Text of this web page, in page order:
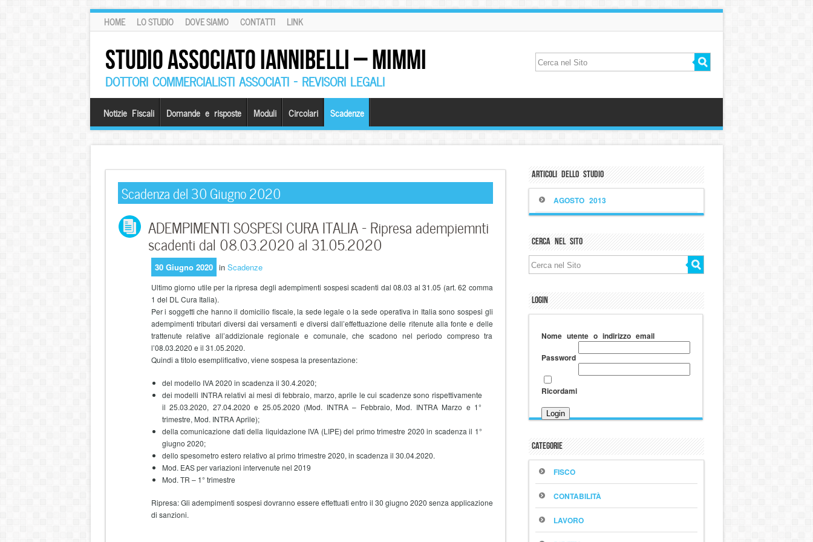
HOME LO STUDIO DOVE SIAMO CONTATTI LINK
STUDIO ASSOCIATO IANNIBELLI – MIMMI
DOTTORI COMMERCIALISTI ASSOCIATI – REVISORI LEGALI
Notizie Fiscali Domande e risposte Moduli Circolari Scadenze
Scadenza del 30 Giugno 2020
ADEMPIMENTI SOSPESI CURA ITALIA – Ripresa adempiemnti
scadenti dal 08.03.2020 al 31.05.2020
30 Giugno 2020 in Scadenze
Ultimo giorno utile per la ripresa degli adempimenti sospesi scadenti dal 08.03 al 31.05 (art. 62 comma
1 del DL Cura Italia).
Per i soggetti che hanno il domicilio fiscale, la sede legale o la sede operativa in Italia sono sospesi gli
adempimenti tributari diversi dai versamenti e diversi dall’effettuazione delle ritenute alla fonte e delle
trattenute relative all’addizionale regionale e comunale, che scadono nel periodo compreso tra
l’08.03.2020 e il 31.05.2020.
Quindi a titolo esemplificativo, viene sospesa la presentazione:
del modello IVA 2020 in scadenza il 30.4.2020;
dei modelli INTRA relativi ai mesi di febbraio, marzo, aprile le cui scadenze sono rispettivamente
il 25.03.2020, 27.04.2020 e 25.05.2020 (Mod. INTRA – Febbraio, Mod. INTRA Marzo e 1°
trimestre, Mod. INTRA Aprile);
della comunicazione dati della liquidazione IVA (LIPE) del primo trimestre 2020 in scadenza il 1°
giugno 2020;
dello spesometro estero relativo al primo trimestre 2020, in scadenza il 30.04.2020.
Mod. EAS per variazioni intervenute nel 2019
Mod. TR – 1° trimestre
Ripresa: Gli adempimenti sospesi dovranno essere effettuati entro il 30 giugno 2020 senza applicazione
di sanzioni.
Articoli dello Studio
AGOSTO 2013
Cerca nel sito
Login
Nome utente o indirizzo email
Password
Ricordami
Categorie
FISCO
CONTABILITÀ
LAVORO